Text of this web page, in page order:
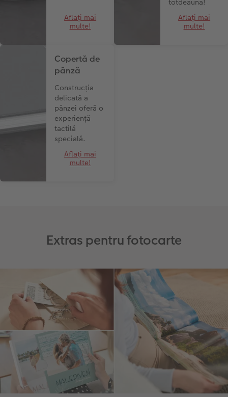
Aflați mai
multe!
Aflați mai
multe!
Copertă de
pânză
Construcția
delicată a
pânzei oferă o
experiență
tactilă
specială.
Aflați mai
multe!
Extras pentru fotocarte